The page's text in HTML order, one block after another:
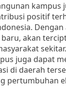
kampus
positif
Dengan
akan
juga dapat
di daerah
pertumbuhan